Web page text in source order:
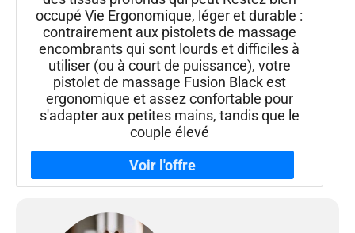
occupé Vie Ergonomique, léger et durable :
contrairement aux pistolets de massage
encombrants qui sont lourds et difficiles à
utiliser (ou à court de puissance), votre
pistolet de massage Fusion Black est
ergonomique et assez confortable pour
s'adapter aux petites mains, tandis que le
couple élevé